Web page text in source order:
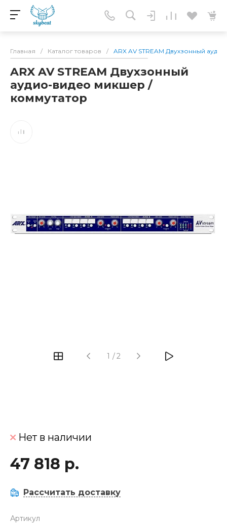
Главная / Каталог товаров / ARX AV STREAM Двухзонный
ARX AV STREAM Двухзонный
аудио-видео микшер /
коммутатор
1 /2
Нет в наличии
47 818 р.
Рассчитать доставку
Артикул